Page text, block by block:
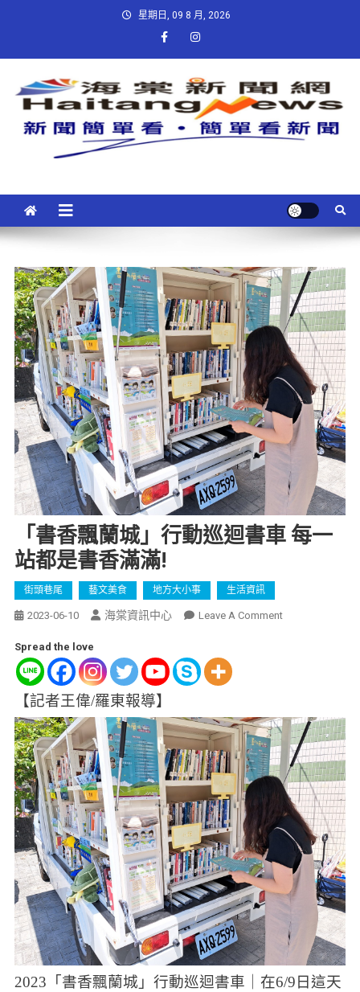
星期日, 09 8 月, 2026
「書香飄蘭城」行動巡迴書車 每一
站都是書香滿滿!
街頭巷尾 藝文美食 地方大小事 生活資訊
2023-06-10 海棠資訊中心 Leave A Comment
Spread the love
【記者王偉/羅東報導】
2023「書香飄蘭城」行動巡迴書車｜在6/9日這天